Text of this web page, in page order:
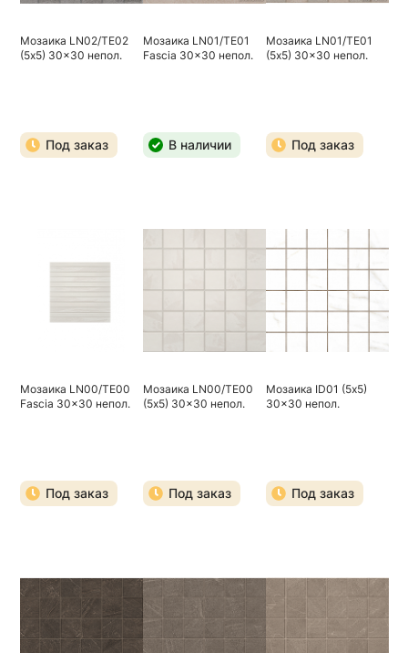
Мозаика LN02/TE02
(5х5) 30x30 непол.
Под заказ
Мозаика LN01/TE01
Fascia 30x30 непол.
В наличии
Мозаика LN01/TE01
(5х5) 30x30 непол.
Под заказ
Мозаика LN00/TE00
Fascia 30x30 непол.
Под заказ
Мозаика LN00/TE00
(5х5) 30x30 непол.
Под заказ
Мозаика ID01 (5х5)
30x30 непол.
Под заказ